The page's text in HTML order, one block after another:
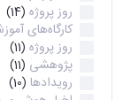
روز پروژه (14)
کارگاه‌های
روز پروژه (11)
پژوهشی (11)
رویدادها (10)